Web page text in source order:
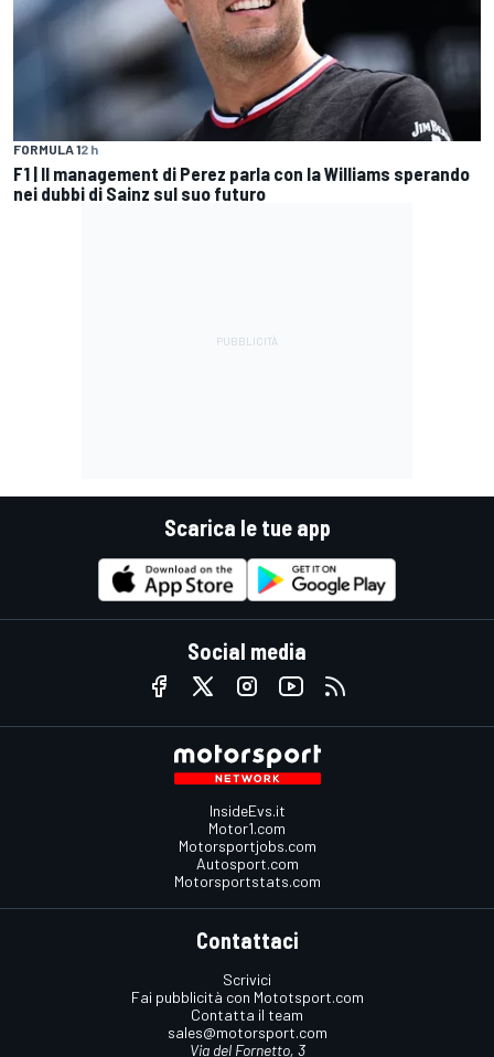
FORMULA 12 h
F1 | Il management di Perez parla con la Williams sperando
nei dubbi di Sainz sul suo futuro
Scarica le tue app
Social media
InsideEvs.it
Motor1.com
Motorsportjobs.com
Autosport.com
Motorsportstats.com
Contattaci
Scrivici
Fai pubblicità con Mototsport.com
Contatta il team
sales@motorsport.com
Via del Fornetto, 3